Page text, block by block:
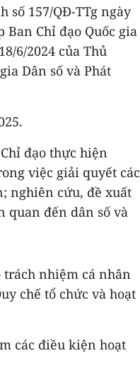
số 157/QĐ-TTg ngày
Ban Chỉ đạo Quốc gia
6/2024 của Thủ
Dân số và Phát
đạo thực hiện
việc giải quyết các
nghiên cứu, đề xuất
quan đến dân số và
trách nhiệm cá nhân
chế tổ chức và hoạt
các điều kiện hoạt